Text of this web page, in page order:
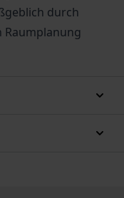
durch
Raumplanung